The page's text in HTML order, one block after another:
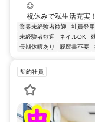
祝休みで私生活充
業界未経験者歓迎 社員登
未経験者歓迎
ネイルOK
長期休暇あり
履歴書不要
契約社員